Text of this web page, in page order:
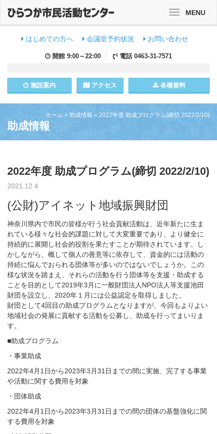
はじめての方へ 会議室予約状況 お問い合わせ
開館 9:00～22:00 電話 0463-31-7571
施設案内 アクセス 各種資料
ToggleMENU
ホーム » 助成情報 » 2022年度 助成プログラム(締切 2022/2/10)
助成情報
2022年度 助成プログラム(締切 2022/2/10)
2021.12.4
(公財)アイネット地域振興財団
神奈川県内で市民の皆様が行う社会貢献活動は、近年新たに生ま
れている様々な社会的課題に対して大変重要であり、より健全に
持続的に展開し社会的役割を果たすことが期待されています。し
かしながら、概して個人の善意等に依存して、資金的には活動の
持続に悩んでおられる団体等が多いのではないでしょうか。この
様な状況を踏まえ、それらの活動を行う団体等を支援・助成する
ことを目的として2019年3月に一般財団法人NPO法人等支援池田
財団を設立し、2020年１月には公益認定を取得しました。
財団として4回目の助成プログラムとなりますが、今回もよりよい
地域社会の発展に貢献する活動を公募し、助成を行ってまいりま
す。
■助成プログラム
・事業助成
2022年4月1日から2023年3月31日までの間に実施、完了する事業
や活動に関する費用を対象
・団体助成
2022年4月1日から2023年3月31日までの間の団体の基盤強化に関
する費用を対象